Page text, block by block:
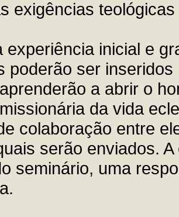
exigências
experiência inicial e
poderão ser
a abrir o
da vida
colaboração entre
serão enviados.
seminário, uma